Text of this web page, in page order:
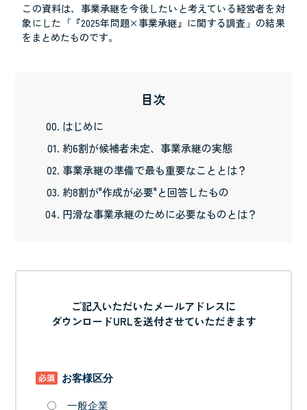
この資料は、事業承継を今後したいと考えている経営者を対
象にした「『2025年問題×事業承継』に関する調査」の結果
をまとめたものです。
目次
はじめに
約6割が候補者未定、事業承継の実態
事業承継の準備で最も重要なこととは？
約8割が"作成が必要"と回答したもの
円滑な事業承継のために必要なものとは？
ご記入いただいたメールアドレスに
ダウンロードURLを送付させていただきます